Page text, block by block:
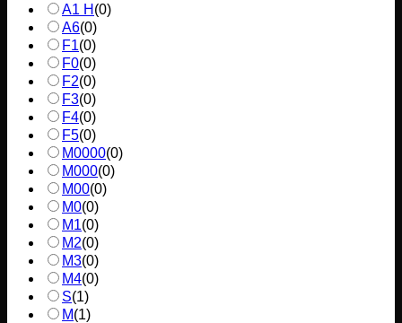
A1 H (0)
A6(0)
F1(0)
F0(0)
F2(0)
F3(0)
F4(0)
F5(0)
M0000(0)
M000(0)
M00(0)
M0(0)
M1(0)
M2(0)
M3(0)
M4(0)
S(1)
M(1)